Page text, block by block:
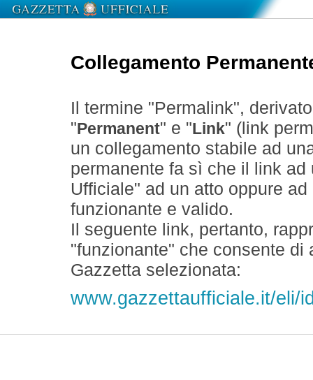
Collegamento
Il termine "Permalink",
" Permanent" e " Link" (link
un collegamento stabile ad
permanente fa sì che il link
Ufficiale" ad un atto oppure
funzionante e valido.
Il seguente link, pertanto,
"funzionante" che consente
Gazzetta selezionata:
www.gazzettaufficiale.it/eli/